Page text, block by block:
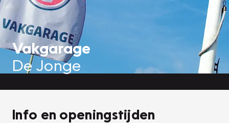
Vakgarage
De Jonge
Info en openingstijden